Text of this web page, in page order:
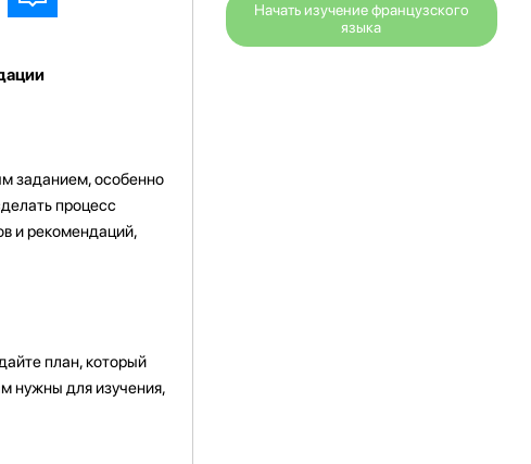
заданием, особенно
процесс
и рекомендаций,
план, который
нужны для изучения,
Начать изучение французского
языка